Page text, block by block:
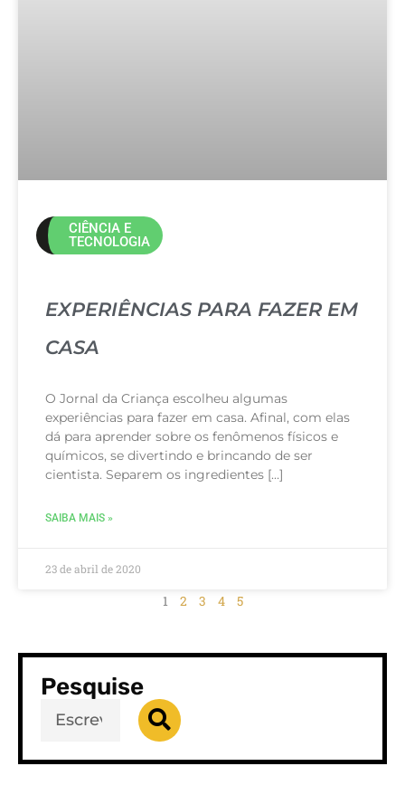
CIÊNCIA E
TECNOLOGIA
EXPERIÊNCIAS PARA FAZER EM
CASA
O Jornal da Criança escolheu algumas
experiências para fazer em casa. Afinal, com elas
dá para aprender sobre os fenômenos físicos e
químicos, se divertindo e brincando de ser
cientista. Separem os ingredientes […]
SAIBA MAIS »
23 de abril de 2020
1 2 3 4 5
Pesquise